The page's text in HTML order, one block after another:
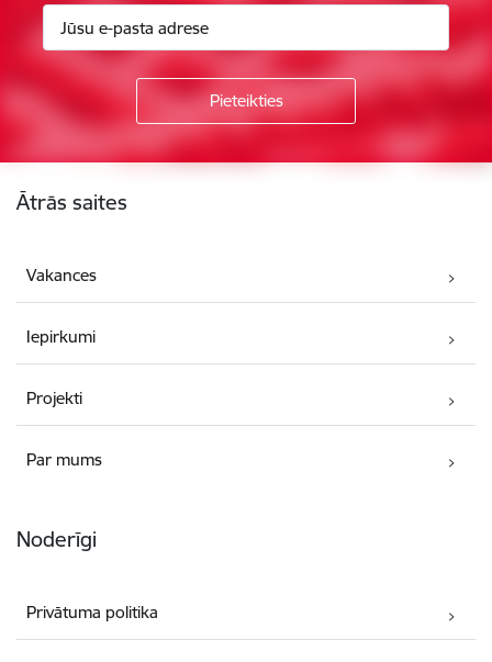
Ātrās saites
Vakances
Iepirkumi
Projekti
Par mums
Noderīgi
Privātuma politika